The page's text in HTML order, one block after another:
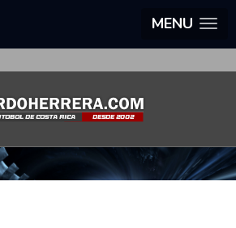
MENU